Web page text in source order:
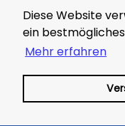
Diese Website
ein
Mehr erfahren
Themen
Gutscheine
Veranstaltungen
Branchenbuch